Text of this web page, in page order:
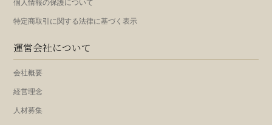
個人情報の保護について
特定商取引に関する法律に基づく表示
運営会社について
会社概要
経営理念
人材募集